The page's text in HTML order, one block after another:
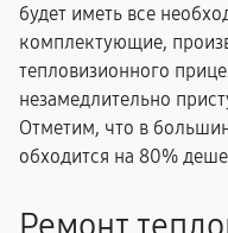
будет иметь все
комплектующие,
тепловизионного
незамедлительно
Отметим, что в
обходится на 80%